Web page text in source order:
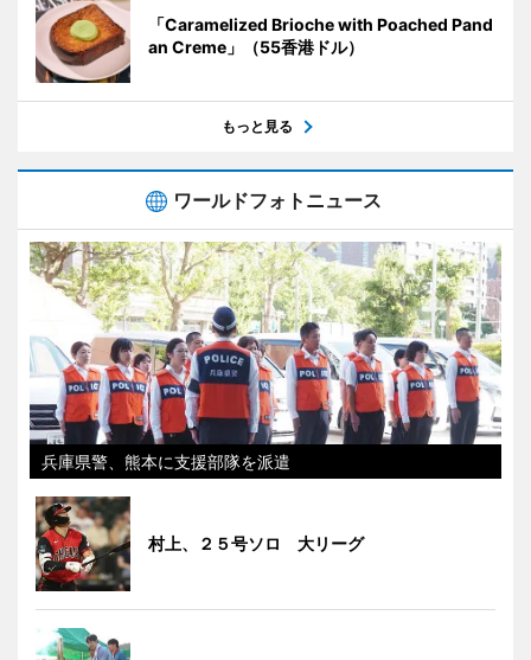
「Caramelized Brioche with Poached Pand
an Creme」（55香港ドル）
もっと見る
ワールドフォトニュース
兵庫県警、熊本に支援部隊を派遣
村上、２５号ソロ 大リーグ